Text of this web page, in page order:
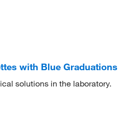
with Blue Graduations
solutions in the laboratory.